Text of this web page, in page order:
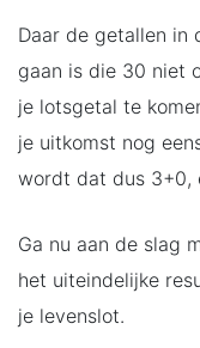
Daar de getallen in
gaan is die 30 niet
je lotsgetal te
je uitkomst nog
wordt dat dus 3+0,
Ga nu aan de slag
het uiteindelijke
je levenslot.